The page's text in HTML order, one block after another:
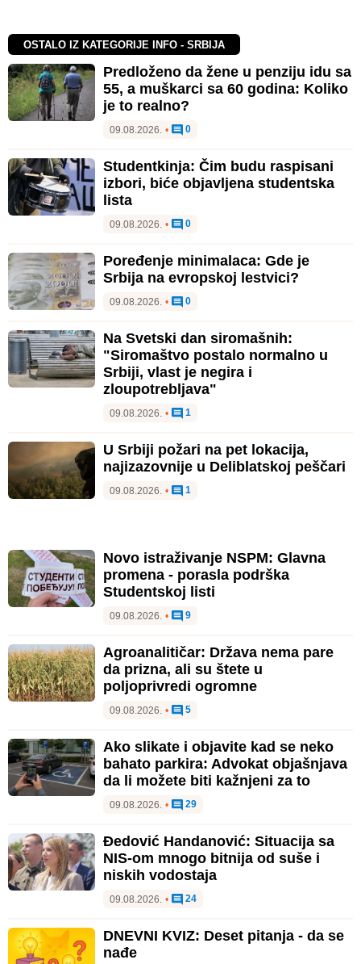
OSTALO IZ KATEGORIJE INFO - SRBIJA
Predloženo da žene u penziju idu sa
55, a muškarci sa 60 godina: Koliko
je to realno?
09.08.2026. • 0
Studentkinja: Čim budu raspisani
izbori, biće objavljena studentska
lista
09.08.2026. • 0
Poređenje minimalaca: Gde je
Srbija na evropskoj lestvici?
09.08.2026. • 0
Na Svetski dan siromašnih:
"Siromaštvo postalo normalno u
Srbiji, vlast je negira i
zloupotrebljava"
09.08.2026. • 1
U Srbiji požari na pet lokacija,
najizazovnije u Deliblatskoj peščari
09.08.2026. • 1
Novo istraživanje NSPM: Glavna
promena - porasla podrška
Studentskoj listi
09.08.2026. • 9
Agroanalitičar: Država nema pare
da prizna, ali su štete u
poljoprivredi ogromne
09.08.2026. • 5
Ako slikate i objavite kad se neko
bahato parkira: Advokat objašnjava
da li možete biti kažnjeni za to
09.08.2026. • 29
Đedović Handanović: Situacija sa
NIS-om mnogo bitnija od suše i
niskih vodostaja
09.08.2026. • 24
DNEVNI KVIZ: Deset pitanja - da se
nađe